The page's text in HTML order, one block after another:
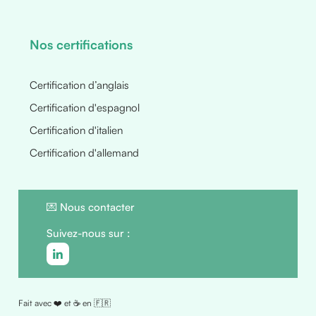
Nos certifications
Certification d’anglais
Certification d'espagnol
Certification d'italien
Certification d'allemand
💌 Nous contacter
Suivez-nous sur :
Fait avec ❤️ et ☕ en 🇫🇷